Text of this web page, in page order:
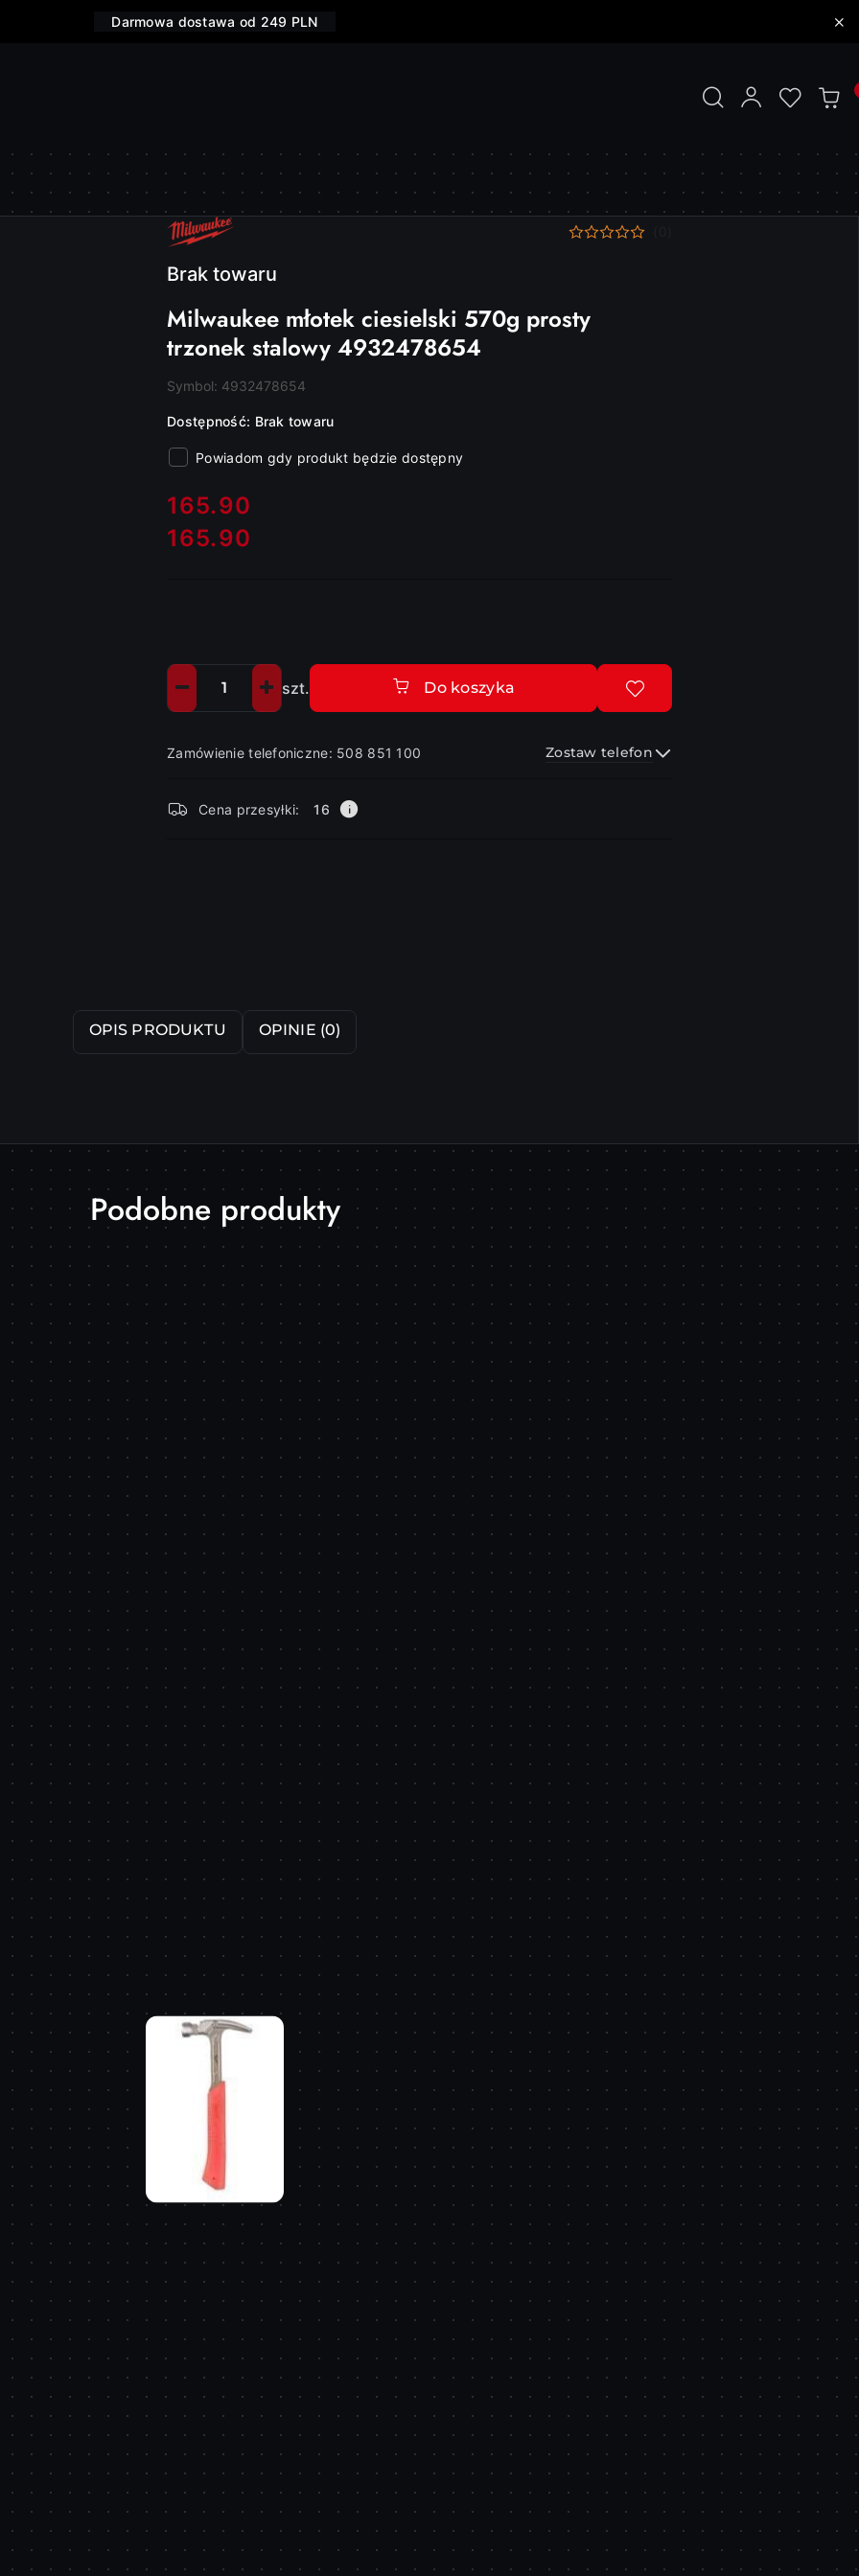
Darmowa dostawa od 249 PLN
NAZWA
PRODUCENTA:
MILWAUKEE
Brak towaru
Milwaukee młotek ciesielski 570g prosty
trzonek stalowy 4932478654
Symbol: 4932478654
Dostępność: Brak towaru
Powiadom gdy produkt będzie dostępny
cena:
165.90
Cena:
165.90
Ilość szt. Do koszyka
Zamówienie telefoniczne: 508 851 100 Zostaw telefon
Dostępność
i
Cena przesyłki: 16
OPIS PRODUKTU OPINIE (0)
Produkty
o
statusie:
Podobne produkty